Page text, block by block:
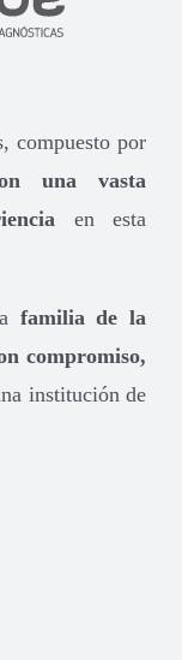
compuesto por
una vasta
en esta
familia de la
compromiso,
institución de